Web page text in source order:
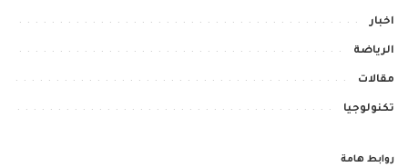
اخبار
الرياضة
مقالات
تكنولوجيا
روابط هامة